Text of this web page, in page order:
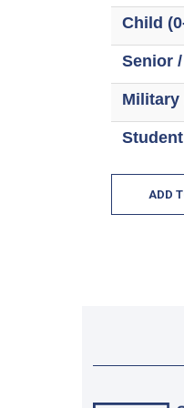
Child
Senior
Military